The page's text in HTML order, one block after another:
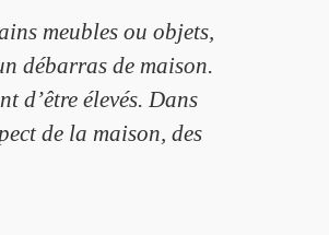
meubles ou objets,
débarras de maison.
d’être élevés. Dans
de la maison, des